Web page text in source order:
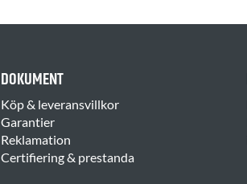
DOKUMENT
Köp & leveransvillkor
Garantier
Reklamation
Certifiering & prestanda